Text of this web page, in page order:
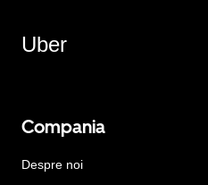
Uber
Compania
Despre noi